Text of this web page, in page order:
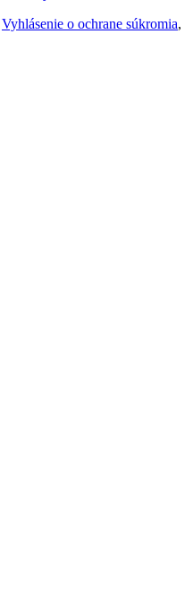
Vyhlásenie o ochrane súkromia,